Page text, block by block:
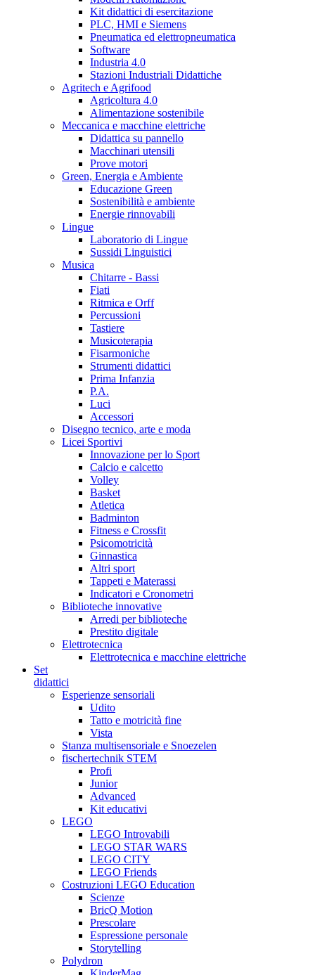
Kit didattici di esercitazione
PLC, HMI e Siemens
Pneumatica ed elettropneumatica
Software
Industria 4.0
Stazioni Industriali Didattiche
Agritech e Agrifood
Agricoltura 4.0
Alimentazione sostenibile
Meccanica e macchine elettriche
Didattica su pannello
Macchinari utensili
Prove motori
Green, Energia e Ambiente
Educazione Green
Sostenibilità e ambiente
Energie rinnovabili
Lingue
Laboratorio di Lingue
Sussidi Linguistici
Musica
Chitarre - Bassi
Fiati
Ritmica e Orff
Percussioni
Tastiere
Musicoterapia
Fisarmoniche
Strumenti didattici
Prima Infanzia
P.A.
Luci
Accessori
Disegno tecnico, arte e moda
Licei Sportivi
Innovazione per lo Sport
Calcio e calcetto
Volley
Basket
Atletica
Badminton
Fitness e Crossfit
Psicomotricità
Ginnastica
Altri sport
Tappeti e Materassi
Indicatori e Cronometri
Biblioteche innovative
Arredi per biblioteche
Prestito digitale
Elettrotecnica
Elettrotecnica e macchine elettriche
Set
didattici
Esperienze sensoriali
Udito
Tatto e motricità fine
Vista
Stanza multisensoriale e Snoezelen
fischertechnik STEM
Profi
Junior
Advanced
Kit educativi
LEGO
LEGO Introvabili
LEGO STAR WARS
LEGO CITY
LEGO Friends
Costruzioni LEGO Education
Scienze
BricQ Motion
Prescolare
Espressione personale
Storytelling
Polydron